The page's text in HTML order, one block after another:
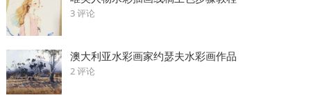
3 评论
澳大利亚水彩画家约瑟夫水彩画作品
2 评论